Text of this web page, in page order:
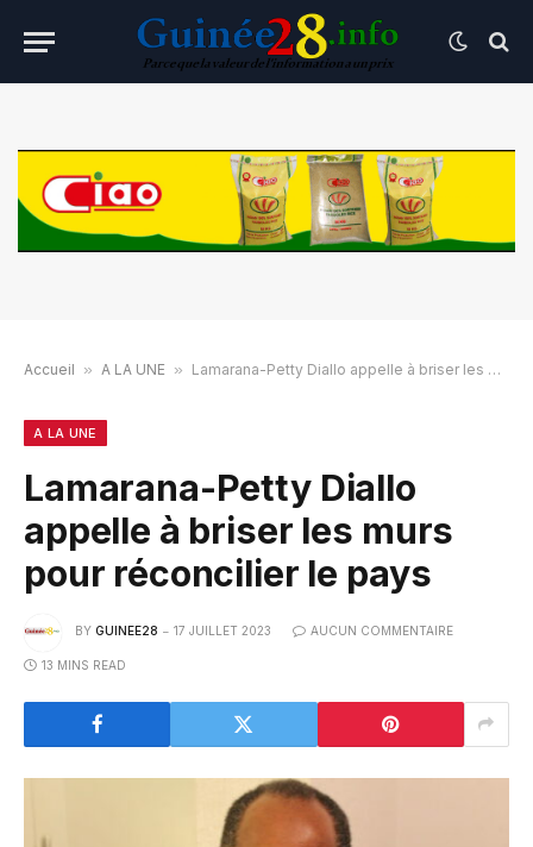
Accueil » A LA UNE » Lamarana-Petty Diallo appelle à briser les murs pour réconcilier le pays
A LA UNE
Lamarana-Petty Diallo
appelle à briser les murs
pour réconcilier le pays
BY GUINEE28 17 JUILLET 2023 AUCUN COMMENTAIRE
13 MINS READ